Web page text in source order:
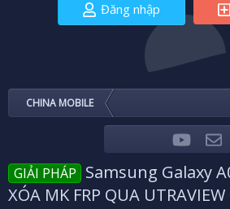
Đăng nhập
CHINA MOBILE
FacebookTwitteryoutube
GIẢI PHÁP Samsung Galaxy
XÓA MK FRP QUA UTRAVIEW